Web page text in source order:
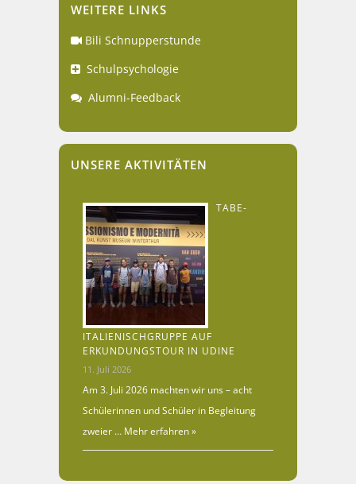
WEITERE LINKS
Bili Schnupperstunde
Schulpsychologie
Alumni-Feedback
UNSERE AKTIVITÄTEN
TABE-
ITALIENISCHGRUPPE AUF
ERKUNDUNGSTOUR IN UDINE
11. Juli 2026
Am 3. Juli 2026 machten wir uns – acht
Schülerinnen und Schüler in Begleitung
zweier … Mehr erfahren »